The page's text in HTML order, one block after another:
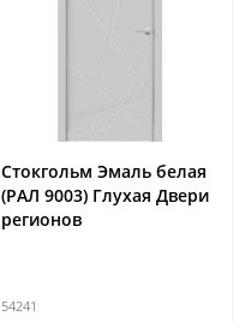
Стокгольм Эмаль белая
(РАЛ 9003) Глухая Двери
регионов
54241